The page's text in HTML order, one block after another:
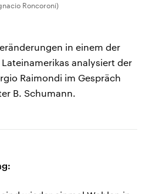
Roncoroni)
in einem der
analysiert der
Raimondi im Gespräch
B. Schumann.